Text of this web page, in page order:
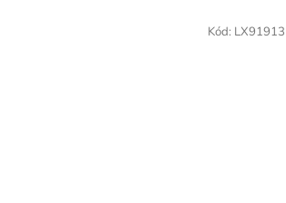
Kód: LX91913